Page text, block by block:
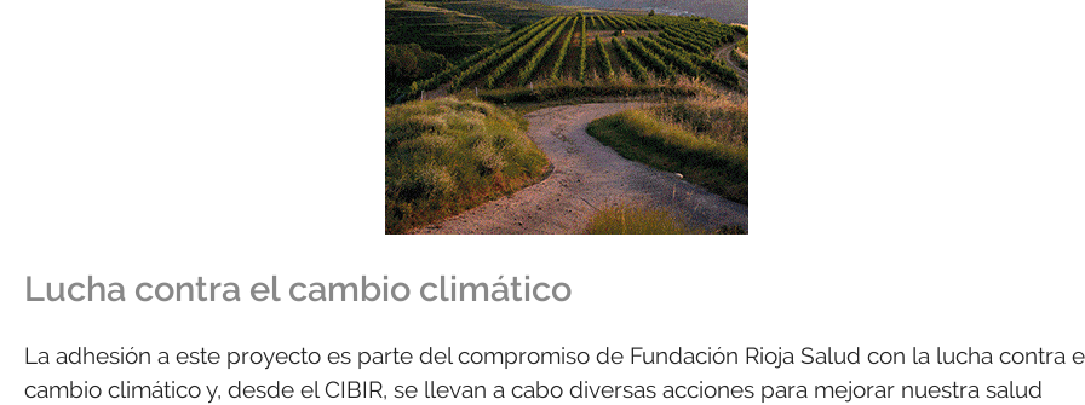
Lucha contra el cambio climático
La adhesión a este proyecto es parte del compromiso de Fundación Rioja Salud con la lucha contra
cambio climático y, desde el CIBIR, se llevan a cabo diversas acciones para mejorar nuestra salud